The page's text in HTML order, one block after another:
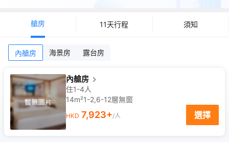
艙房 11天行程 須知
內艙房 海景房 露台房
內艙房
住1-4人
14m²1-2,6-12層無窗
HKD 7,923+/人 選擇